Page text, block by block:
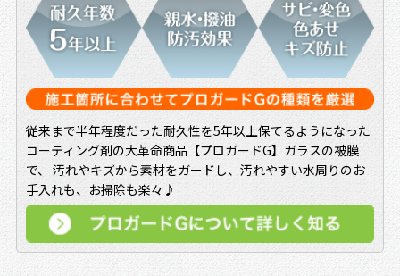
従来まで半年程度だった耐久性を5年以上保てるようになった
コーティング剤の大革命商品【プロガードG】ガラスの被膜
で、 汚れやキズから素材をガードし、汚れやすい水周りのお
手入れも、お掃除も楽々♪